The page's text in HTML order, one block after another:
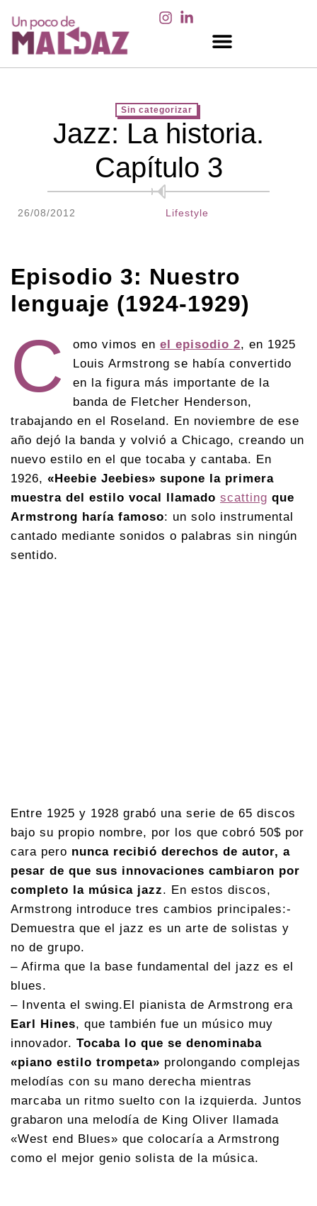
Sin categorizar
Jazz: La historia.
Capítulo 3
26/08/2012 Lifestyle
Episodio 3: Nuestro
lenguaje (1924-1929)
C omo vimos en el episodio 2, en 1925
Louis Armstrong se había convertido
en la figura más importante de la
banda de Fletcher Henderson,
trabajando en el Roseland. En noviembre de ese
año dejó la banda y volvió a Chicago, creando un
nuevo estilo en el que tocaba y cantaba. En
1926, «Heebie Jeebies» supone la primera
muestra del estilo vocal llamado scatting que
Armstrong haría famoso: un solo instrumental
cantado mediante sonidos o palabras sin ningún
sentido.
Entre 1925 y 1928 grabó una serie de 65 discos
bajo su propio nombre, por los que cobró 50$ por
cara pero nunca recibió derechos de autor, a
pesar de que sus innovaciones cambiaron por
completo la música jazz. En estos discos,
Armstrong introduce tres cambios principales:-
Demuestra que el jazz es un arte de solistas y
no de grupo.
– Afirma que la base fundamental del jazz es el
blues.
– Inventa el swing.El pianista de Armstrong era
Earl Hines, que también fue un músico muy
innovador. Tocaba lo que se denominaba
«piano estilo trompeta» prolongando complejas
melodías con su mano derecha mientras
marcaba un ritmo suelto con la izquierda. Juntos
grabaron una melodía de King Oliver llamada
«West end Blues» que colocaría a Armstrong
como el mejor genio solista de la música.